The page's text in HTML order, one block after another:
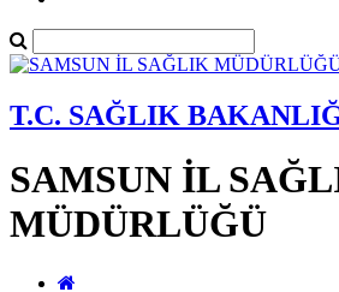
T.C. SAĞLIK
SAMSUN İL
MÜDÜRLÜĞÜ